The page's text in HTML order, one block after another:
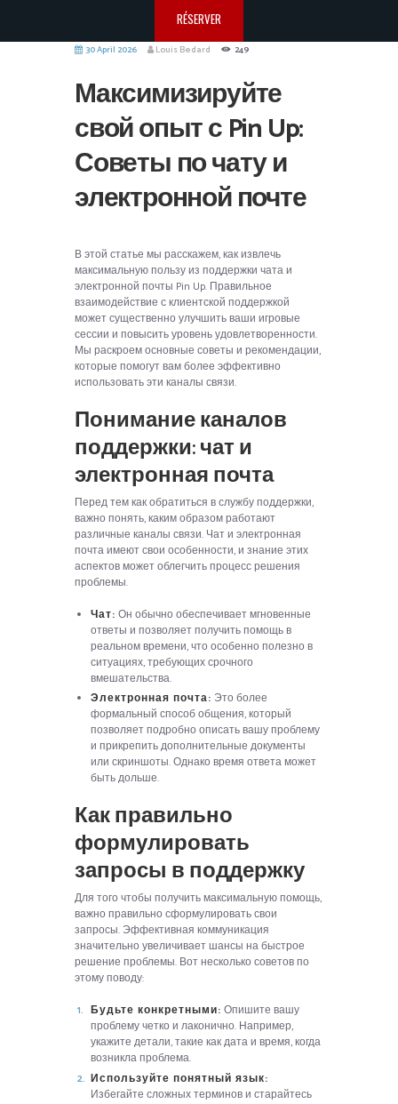
RÉSERVER
30 April 2026 Louis Bedard 249
Максимизируйте
свой опыт с Pin Up:
Советы по чату и
электронной почте
В этой статье мы расскажем, как извлечь
максимальную пользу из поддержки чата и
электронной почты Pin Up. Правильное
взаимодействие с клиентской поддержкой
может существенно улучшить ваши игровые
сессии и повысить уровень удовлетворенности.
Мы раскроем основные советы и рекомендации,
которые помогут вам более эффективно
использовать эти каналы связи.
Понимание каналов
поддержки: чат и
электронная почта
Перед тем как обратиться в службу поддержки,
важно понять, каким образом работают
различные каналы связи. Чат и электронная
почта имеют свои особенности, и знание этих
аспектов может облегчить процесс решения
проблемы.
Чат: Он обычно обеспечивает мгновенные
ответы и позволяет получить помощь в
реальном времени, что особенно полезно в
ситуациях, требующих срочного
вмешательства.
Электронная почта: Это более
формальный способ общения, который
позволяет подробно описать вашу проблему
и прикрепить дополнительные документы
или скриншоты. Однако время ответа может
быть дольше.
Как правильно
формулировать
запросы в поддержку
Для того чтобы получить максимальную помощь,
важно правильно сформулировать свои
запросы. Эффективная коммуникация
значительно увеличивает шансы на быстрое
решение проблемы. Вот несколько советов по
этому поводу:
Будьте конкретными: Опишите вашу
проблему четко и лаконично. Например,
укажите детали, такие как дата и время, когда
возникла проблема.
Используйте понятный язык:
Избегайте сложных терминов и старайтесь